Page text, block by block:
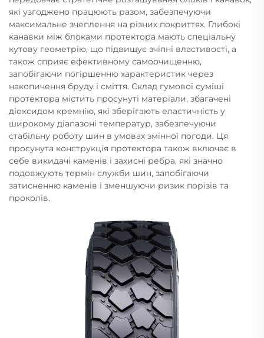
які узгоджено працюють разом, забезпечуючи
максимальне зчеплення на різних покриттях. Глибокі
канавки між блоками протектора мають спеціальну
кутову геометрію, що підвищує зчіпні властивості, а
також сприяє ефективному самоочищенню,
запобігаючи погіршенню характеристик через
накопичення бруду і сміття. Склад гумової суміші
протектора містить просунуті матеріали, збагачені
діоксидом кремнію, які зберігають еластичність у
широкому діапазоні температур, забезпечуючи
стабільну роботу шин в умовах змінної погоди. Ця
просунута конструкція протектора також включає в
себе викидачі каменів і захисні ребра, які значно
подовжують термін служби шин, запобігаючи
затисненню каменів і зменшуючи ризик порізів та
проколів.